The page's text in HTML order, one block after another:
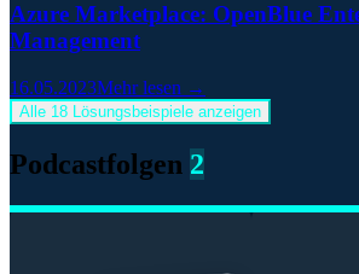
Azure Marketplace: OpenBlue
Management
16.05.2023Mehr lesen →
Alle 18 Lösungsbeispiele anzeigen
Podcastfolgen 2